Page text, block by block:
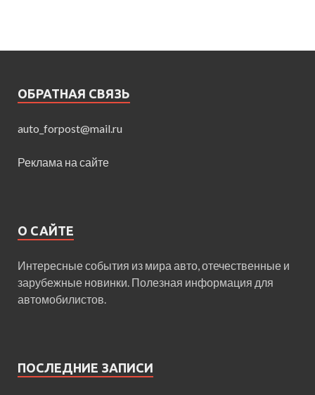
ОБРАТНАЯ СВЯЗЬ
auto_forpost@mail.ru
Реклама на сайте
О САЙТЕ
Интересные события из мира авто, отечественные и
зарубежные новинки. Полезная информация для
автомобилистов.
ПОСЛЕДНИЕ ЗАПИСИ